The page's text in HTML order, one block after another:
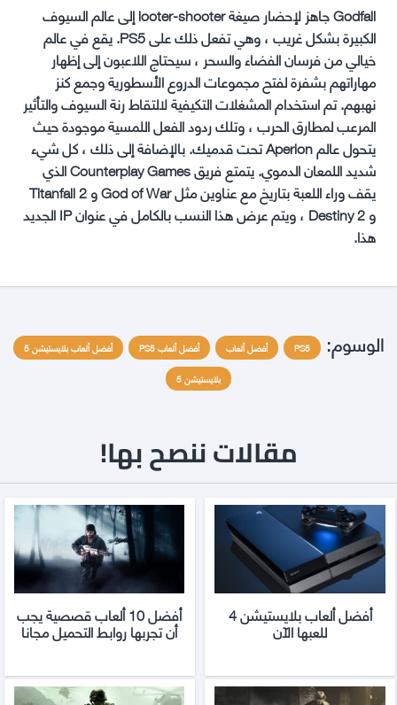
Godfall جاهز لإحضار صيغة looter-shooter إلى عالم السيوف
الكبيرة بشكل غريب ، وهي تفعل ذلك على PS5. يقع في عالم
خيالي من فرسان الفضاء والسحر ، سيحتاج اللاعبون إلى إظهار
مهاراتهم بشفرة لفتح مجموعات الدروع الأسطورية وجمع كنز
نهبهم. تم استخدام المشغلات التكيفية لالتقاط رنة السيوف والتأثير
المرعب لمطارق الحرب ، وتلك ردود الفعل اللمسية موجودة حيث
يتحول عالم Aperion تحت قدميك. بالإضافة إلى ذلك ، كل شيء
شديد اللمعان الدموي. يتمتع فريق Counterplay Games الذي
يقف وراء اللعبة بتاريخ مع عناوين مثل God of War و Titanfall 2
و Destiny 2 ، ويتم عرض هذا النسب بالكامل في عنوان IP الجديد
هذا.
الوسوم: PS5 أفضل ألعاب أفضل ألعاب PS5
أفضل ألعاب بلايستيشن 5
بلايستيشن 5
مقالات ننصح بها!
أفضل ألعاب بلايستيشن 4
للعبها الآن
أفضل 10 ألعاب قصصية يجب
أن تجربها روابط التحميل مجانا